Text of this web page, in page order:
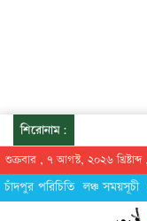
শিরোনাম:
শুক্রবার , ৭ আগস্ট, ২০২৬
চাঁদপুর পরিচিতি লঞ্চ সময়সূচী